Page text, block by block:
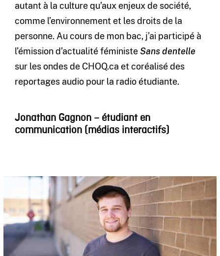
autant à la culture qu’aux enjeux de société,
comme l’environnement et les droits de la
personne. Au cours de mon bac, j’ai participé à
l’émission d’actualité féministe Sans dentelle
sur les ondes de CHOQ.ca et coréalisé des
reportages audio pour la radio étudiante.
Jonathan Gagnon – étudiant en
communication (médias interactifs)